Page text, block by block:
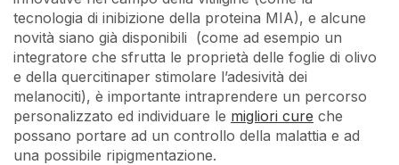
tecnologia di inibizione della proteina MIA), e alcune
novità siano già disponibili (come ad esempio un
integratore che sfrutta le proprietà delle foglie di olivo
e della quercitinaper stimolare l’adesività dei
melanociti), è importante intraprendere un percorso
personalizzato ed individuare le migliori cure che
possano portare ad un controllo della malattia e ad
una possibile ripigmentazione.